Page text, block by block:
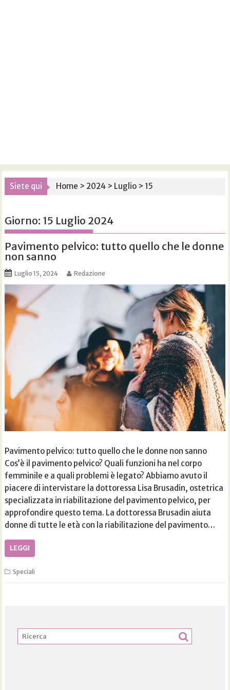
Siete qui Home > 2024 > Luglio > 15
Giorno: 15 Luglio 2024
Pavimento pelvico: tutto quello che le donne
non sanno
Luglio 15, 2024 Redazione
Pavimento pelvico: tutto quello che le donne non sanno
Cos’è il pavimento pelvico? Quali funzioni ha nel corpo
femminile e a quali problemi è legato? Abbiamo avuto il
piacere di intervistare la dottoressa Lisa Brusadin, ostetrica
specializzata in riabilitazione del pavimento pelvico, per
approfondire questo tema. La dottoressa Brusadin aiuta
donne di tutte le età con la riabilitazione del pavimento…
LEGGI
Speciali